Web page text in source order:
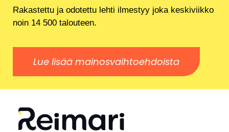
Rakastettu ja odotettu lehti ilmestyy joka keskiviikko
noin 14 500 talouteen.
Lue lisää mainosvaihtoehdoista